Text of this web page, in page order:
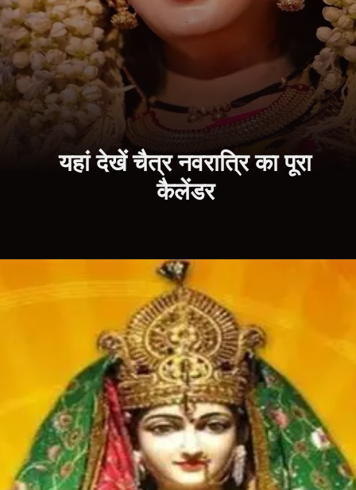
यहां देखें चैत्र नवरात्रि का पूरा
कैलेंडर